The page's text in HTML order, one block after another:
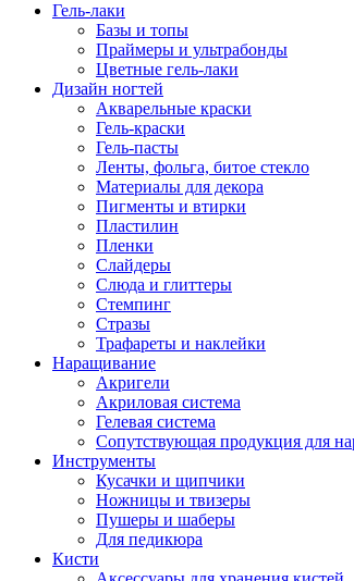
Гель-лаки
Базы и топы
Праймеры и ультрабонды
Цветные гель-лаки
Дизайн ногтей
Акварельные краски
Гель-краски
Гель-пасты
Ленты, фольга, битое стекло
Материалы для декора
Пигменты и втирки
Пластилин
Пленки
Слайдеры
Слюда и глиттеры
Стемпинг
Стразы
Трафареты и наклейки
Наращивание
Акригели
Акриловая система
Гелевая система
Сопутствующая продукция для
Инструменты
Кусачки и щипчики
Ножницы и твизеры
Пушеры и шаберы
Для педикюра
Кисти